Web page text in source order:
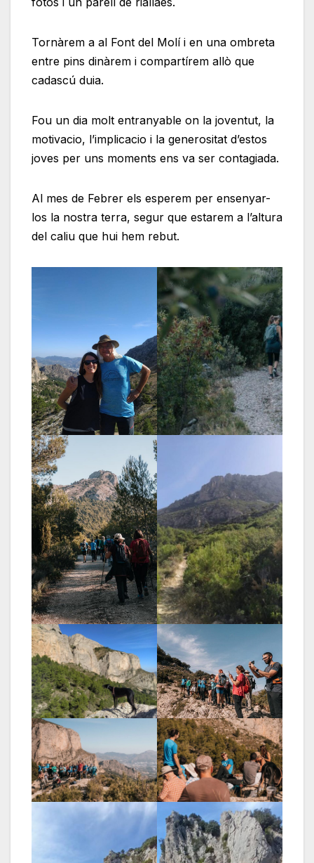
Tornàrem a al Font del Molí i en una ombreta
entre pins dinàrem i compartírem allò que
cadascú duia.
Fou un dia molt entranyable on la joventut, la
motivacio, l’implicacio i la generositat d’estos
joves per uns moments ens va ser contagiada.
Al mes de Febrer els esperem per ensenyar-
los la nostra terra, segur que estarem a l’altura
del caliu que hui hem rebut.